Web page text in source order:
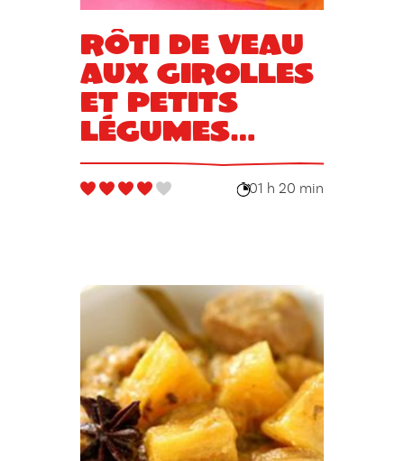
Rôti de veau
aux girolles
et petits
légumes
printaniers
glacés au01 h 20 min